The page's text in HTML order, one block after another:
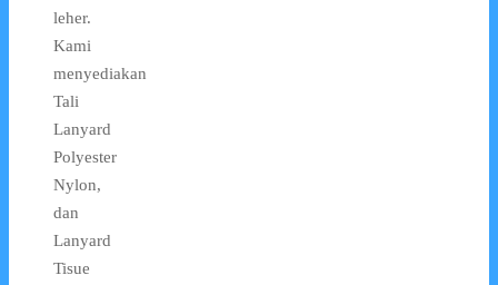
leher.
Kami
menyediakan
Tali
Lanyard
Polyester
Nylon,
dan
Lanyard
Tisue